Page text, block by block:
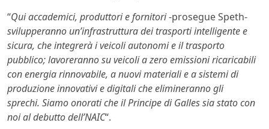
“Qui accademici, produttori e fornitori-prosegue Speth-
svilupperanno un’infrastruttura dei trasporti intelligente e
sicura, che integrerà i veicoli autonomi e il trasporto
pubblico; lavoreranno su veicoli a zero emissioni ricaricabili
con energia rinnovabile, a nuovi materiali e a sistemi di
produzione innovativi e digitali che elimineranno gli
sprechi. Siamo onorati che il Principe di Galles sia stato con
noi al debutto dell’NAIC“.